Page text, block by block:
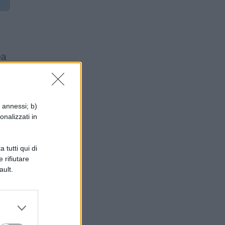
b)
in
tutti qui di
rifiutare